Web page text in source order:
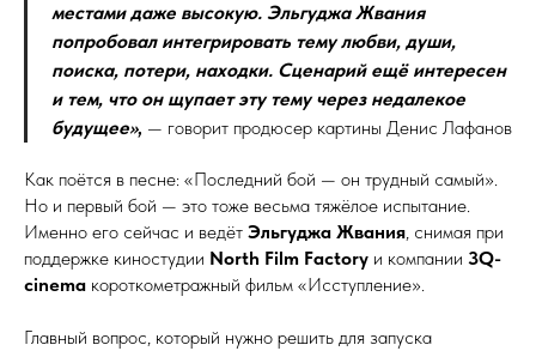
местами даже высокую. Эльгуджа Жвания
попробовал интегрировать тему любви, души,
поиска, потери, находки. Сценарий ещё интересен
и тем, что он щупает эту тему через недалекое
будущее», — говорит продюсер картины Денис Лафанов
Как поётся в песне: «Последний бой — он трудный самый».
Но и первый бой — это тоже весьма тяжёлое испытание.
Именно его сейчас и ведёт Эльгуджа Жвания, снимая при
поддержке киностудии North Film Factory и компании 3Q-
cinema короткометражный фильм «Исступление».
Главный вопрос, который нужно решить для запуска